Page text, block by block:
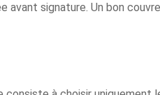
signature. Un bon